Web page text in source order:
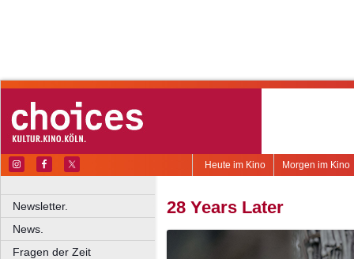
Morgen im Kino
Heute im Kino
Newsletter.
News.
Fragen der Zeit
28 Years Later